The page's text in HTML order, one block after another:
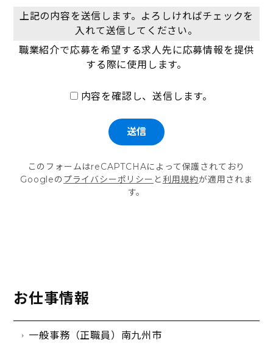
上記の内容を送信します。よろしければチェックを
入れて送信してください。
職業紹介で応募を希望する求人先に応募情報を提供
する際に使用します。
内容を確認し、送信します。
このフォームはreCAPTCHAによって保護されており
Googleの プライバシーポリシー と 利用規約が適用されま
す。
お仕事情報
一般事務（正職員）南九州市